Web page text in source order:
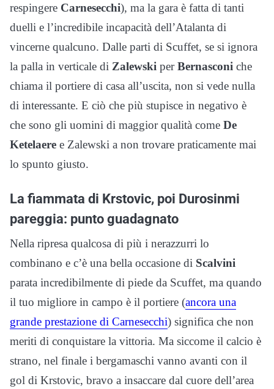
respingere Carnesecchi), ma la gara è fatta di tanti
duelli e l’incredibile incapacità dell’Atalanta di
vincerne qualcuno. Dalle parti di Scuffet, se si ignora
la palla in verticale di Zalewski perBernasconi che
chiama il portiere di casa all’uscita, non si vede nulla
di interessante. E ciò che più stupisce in negativo è
che sono gli uomini di maggior qualità come De
Ketelaere e Zalewski a non trovare praticamente mai
lo spunto giusto.
La fiammata di Krstovic, poi Durosinmi
pareggia: punto guadagnato
Nella ripresa qualcosa di più i nerazzurri lo
combinano e c’è una bella occasione di Scalvini
parata incredibilmente di piede da Scuffet, ma quando
il tuo migliore in campo è il portiere (ancora una
grande prestazione di Carnesecchi) significa che non
meriti di conquistare la vittoria. Ma siccome il calcio è
strano, nel finale i bergamaschi vanno avanti con il
gol di Krstovic, bravo a insaccare dal cuore dell’area